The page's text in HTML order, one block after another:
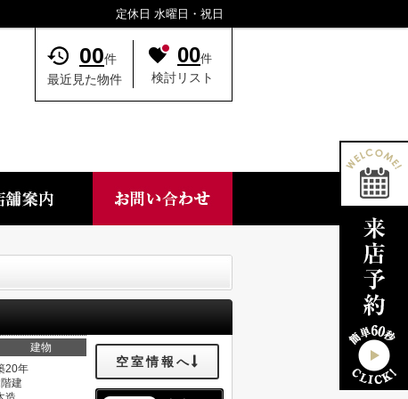
定休日 水曜日・祝日
00件
最近見た物件
00件
検討リスト
建物
20年
建
空室情報へ